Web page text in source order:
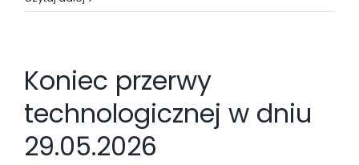
przeszkód
1.06.2026
Koniec przerwy
technologicznej w dniu
29.05.2026